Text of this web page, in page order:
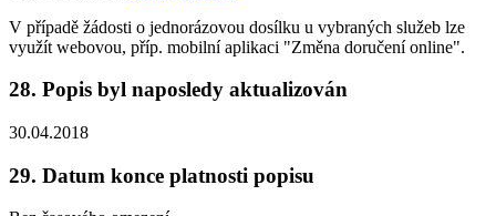
V případě žádosti o jednorázovou dosílku u vybraných služeb lze
využít webovou, příp. mobilní aplikaci "Změna doručení online".
28. Popis byl naposledy aktualizován
30.04.2018
29. Datum konce platnosti popisu